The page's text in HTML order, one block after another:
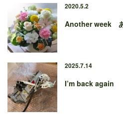
2020.5.2
Another week
2025.7.14
I’m back again